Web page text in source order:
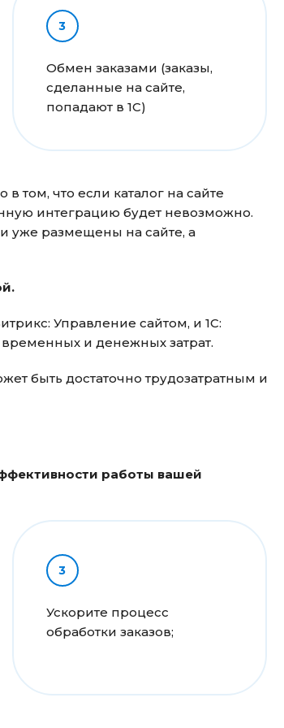
Обмен заказами (заказы,
сделанные на сайте,
попадают в 1С)
том, что если каталог на сайте
интеграцию будет невозможно.
уже размещены на сайте, а
Управление сайтом, и 1С:
и денежных затрат.
быть достаточно трудозатратным и
работы вашей
Ускорите процесс
обработки заказов;